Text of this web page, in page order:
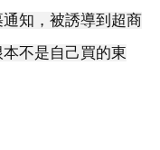
知，被誘導到超商
本不是自己買的東